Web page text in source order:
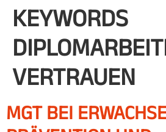
KEYWORDS
VERTRAUEN
MGT BEI